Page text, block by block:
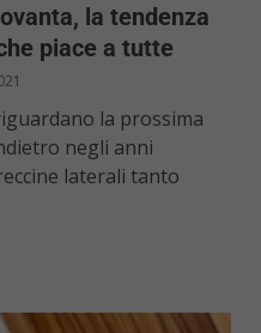
la tendenza
piace a tutte
la prossima
negli anni
laterali tanto